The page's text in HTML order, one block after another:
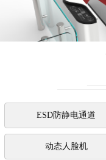
ESD防静电通道
动态人脸机